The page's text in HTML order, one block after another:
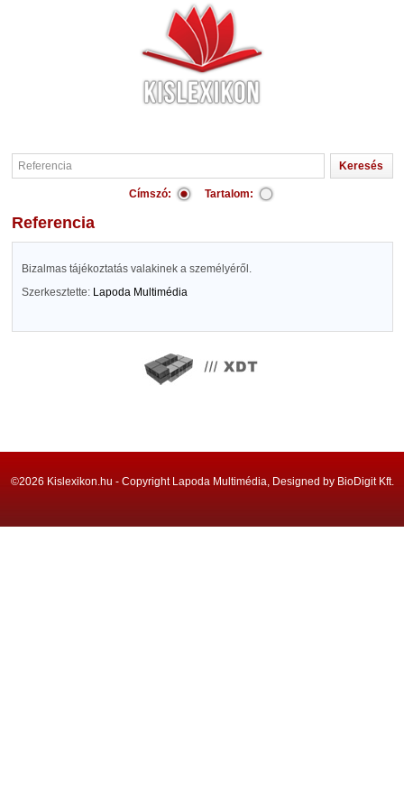
Címszó: Tartalom:
Referencia
Bizalmas tájékoztatás valakinek a személyéről.
Szerkesztette: Lapoda Multimédia
©2026 Kislexikon.hu - Copyright Lapoda Multimédia, Designed by BioDigit Kft.